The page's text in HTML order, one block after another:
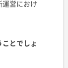
営におけ
とでしょ